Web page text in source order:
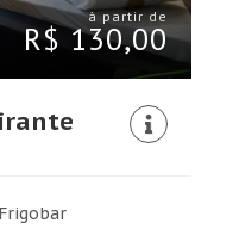
à partir de
R$ 130,00